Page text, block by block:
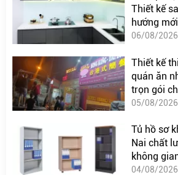
Thiết kế
hướng mới
06/08/2026
Thiết kế
quán ăn
trọn gói
05/08/2026
Tủ hồ sơ
Nai chất
không
04/08/2026